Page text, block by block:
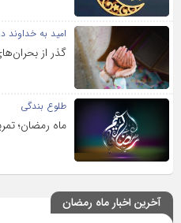
امید به
گذر از
طلوع بندگی
ماه رمضان؛
آخرین اخبار ماه رمضان